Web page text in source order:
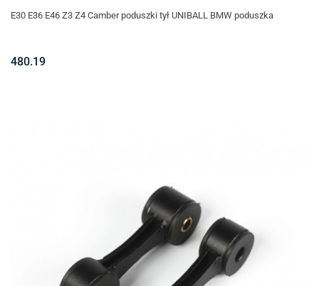
E30 E36 E46 Z3 Z4 Camber poduszki tył UNIBALL BMW poduszka
480.19